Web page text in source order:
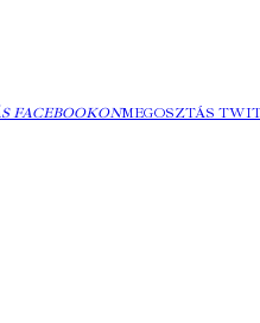
FACEBOOKONMEGOSZTÁS